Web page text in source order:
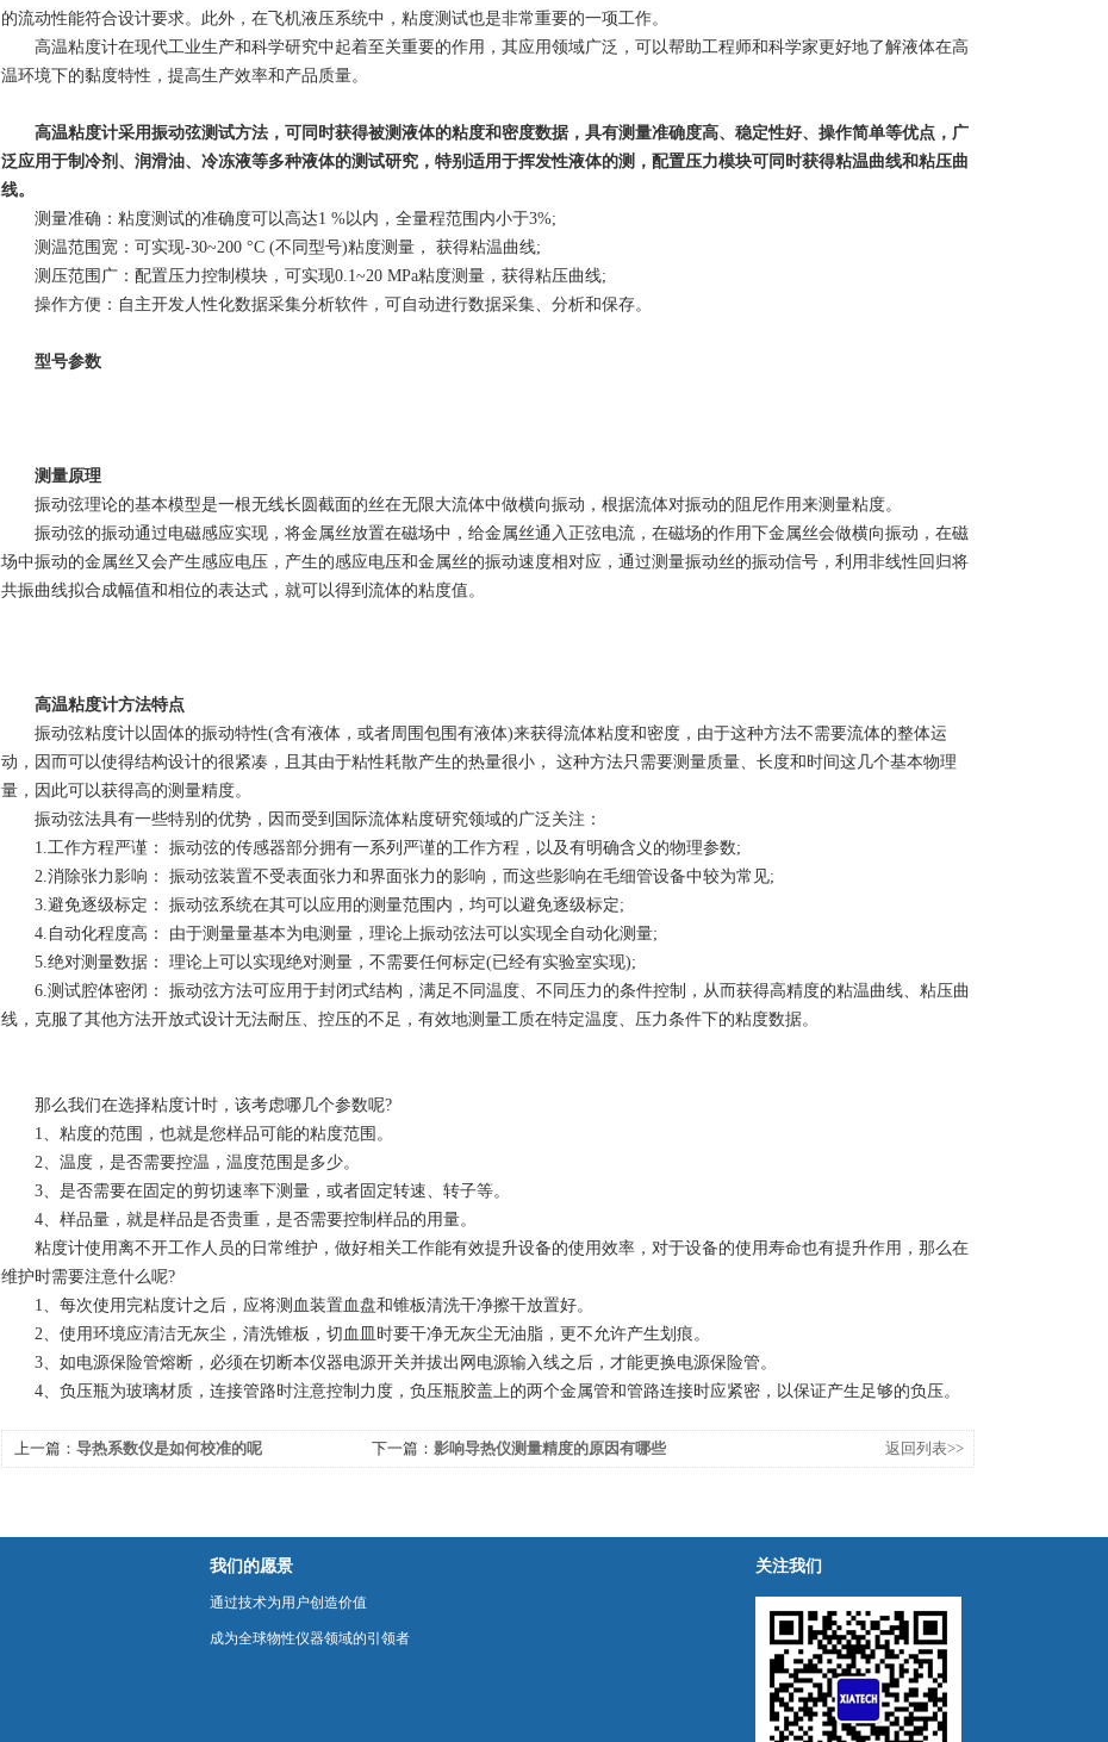
的流动性能符合设计要求。此外，在飞机液压系统中，粘度测试也是非常重要的一项工作。
高温粘度计在现代工业生产和科学研究中起着至关重要的作用，其应用领域广泛，可以帮助工程师和科学家更好地了解液体在高
温环境下的黏度特性，提高生产效率和产品质量。
高温粘度计采用振动弦测试方法，可同时获得被测液体的粘度和密度数据，具有测量准确度高、稳定性好、操作简单等优点，广
泛应用于制冷剂、润滑油、冷冻液等多种液体的测试研究，特别适用于挥发性液体的测，配置压力模块可同时获得粘温曲线和粘压曲
线。
测量准确：粘度测试的准确度可以高达1 %以内，全量程范围内小于3%;
测温范围宽：可实现-30~200 °C (不同型号)粘度测量， 获得粘温曲线;
测压范围广：配置压力控制模块，可实现0.1~20 MPa粘度测量，获得粘压曲线;
操作方便：自主开发人性化数据采集分析软件，可自动进行数据采集、分析和保存。
型号参数
测量原理
振动弦理论的基本模型是一根无线长圆截面的丝在无限大流体中做横向振动，根据流体对振动的阻尼作用来测量粘度。
振动弦的振动通过电磁感应实现，将金属丝放置在磁场中，给金属丝通入正弦电流，在磁场的作用下金属丝会做横向振动，在磁
场中振动的金属丝又会产生感应电压，产生的感应电压和金属丝的振动速度相对应，通过测量振动丝的振动信号，利用非线性回归将
共振曲线拟合成幅值和相位的表达式，就可以得到流体的粘度值。
高温粘度计方法特点
振动弦粘度计以固体的振动特性(含有液体，或者周围包围有液体)来获得流体粘度和密度，由于这种方法不需要流体的整体运
动，因而可以使得结构设计的很紧凑，且其由于粘性耗散产生的热量很小， 这种方法只需要测量质量、长度和时间这几个基本物理
量，因此可以获得高的测量精度。
振动弦法具有一些特别的优势，因而受到国际流体粘度研究领域的广泛关注：
1.工作方程严谨： 振动弦的传感器部分拥有一系列严谨的工作方程，以及有明确含义的物理参数;
2.消除张力影响： 振动弦装置不受表面张力和界面张力的影响，而这些影响在毛细管设备中较为常见;
3.避免逐级标定： 振动弦系统在其可以应用的测量范围内，均可以避免逐级标定;
4.自动化程度高： 由于测量量基本为电测量，理论上振动弦法可以实现全自动化测量;
5.绝对测量数据： 理论上可以实现绝对测量，不需要任何标定(已经有实验室实现);
6.测试腔体密闭： 振动弦方法可应用于封闭式结构，满足不同温度、不同压力的条件控制，从而获得高精度的粘温曲线、粘压曲
线，克服了其他方法开放式设计无法耐压、控压的不足，有效地测量工质在特定温度、压力条件下的粘度数据。
那么我们在选择粘度计时，该考虑哪几个参数呢?
1、粘度的范围，也就是您样品可能的粘度范围。
2、温度，是否需要控温，温度范围是多少。
3、是否需要在固定的剪切速率下测量，或者固定转速、转子等。
4、样品量，就是样品是否贵重，是否需要控制样品的用量。
粘度计使用离不开工作人员的日常维护，做好相关工作能有效提升设备的使用效率，对于设备的使用寿命也有提升作用，那么在
维护时需要注意什么呢?
1、每次使用完粘度计之后，应将测血装置血盘和锥板清洗干净擦干放置好。
2、使用环境应清洁无灰尘，清洗锥板，切血皿时要干净无灰尘无油脂，更不允许产生划痕。
3、如电源保险管熔断，必须在切断本仪器电源开关并拔出网电源输入线之后，才能更换电源保险管。
4、负压瓶为玻璃材质，连接管路时注意控制力度，负压瓶胶盖上的两个金属管和管路连接时应紧密，以保证产生足够的负压。
上一篇： 导热系数仪是如何校准的呢 下一篇： 影响导热仪测量精度的原因有哪些 返回列表>>
我们的愿景
通过技术为用户创造价值
成为全球物性仪器领域的引领者
关注我们